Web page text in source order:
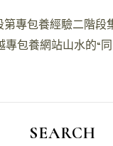
專包養經驗二階段
專包養網站山水的“
SEARCH